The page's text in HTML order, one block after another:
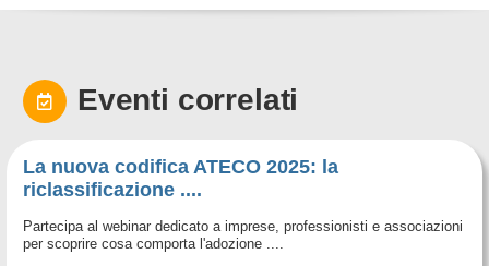
Eventi correlati
La nuova codifica ATECO 2025: la
riclassificazione ....
Partecipa al webinar dedicato a imprese, professionisti e associazioni
per scoprire cosa comporta l'adozione ....